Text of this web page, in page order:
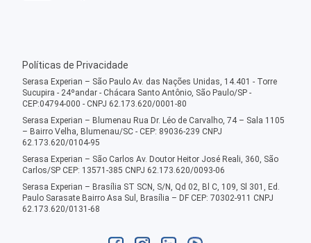
Políticas de Privacidade
Serasa Experian – São Paulo Av. das Nações Unidas, 14.401 - Torre
Sucupira - 24ºandar - Chácara Santo Antônio, São Paulo/SP -
CEP:04794-000 - CNPJ 62.173.620/0001-80
Serasa Experian – Blumenau Rua Dr. Léo de Carvalho, 74 – Sala 1105
– Bairro Velha, Blumenau/SC - CEP: 89036-239 CNPJ
62.173.620/0104-95
Serasa Experian – São Carlos Av. Doutor Heitor José Reali, 360, São
Carlos/SP CEP: 13571-385 CNPJ 62.173.620/0093-06
Serasa Experian – Brasília ST SCN, S/N, Qd 02, Bl C, 109, Sl 301, Ed.
Paulo Sarasate Bairro Asa Sul, Brasília – DF CEP: 70302-911 CNPJ
62.173.620/0131-68